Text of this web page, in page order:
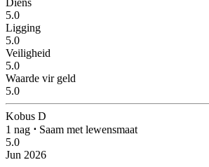
Diens
5.0
Ligging
5.0
Veiligheid
5.0
Waarde vir geld
5.0
Kobus D
1 nag ⋅ Saam met lewensmaat
5.0
Jun 2026